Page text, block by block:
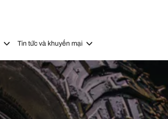
Tin tức và khuyến mại